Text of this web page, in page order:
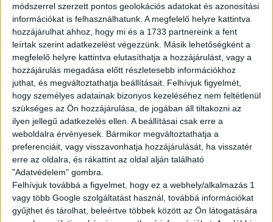
módszerrel szerzett pontos geolokációs adatokat és azonosítási
információkat is felhasználhatunk. A megfelelő helyre kattintva
hozzájárulhat ahhoz, hogy mi és a 1733 partnereink a fent
leírtak szerint adatkezelést végezzünk. Másik lehetőségként a
megfelelő helyre kattintva elutasíthatja a hozzájárulást, vagy a
hozzájárulás megadása előtt részletesebb információkhoz
juthat, és megváltoztathatja beállításait. Felhívjuk figyelmét,
hogy személyes adatainak bizonyos kezeléséhez nem feltétlenül
szükséges az Ön hozzájárulása, de jogában áll tiltakozni az
ilyen jellegű adatkezelés ellen. A beállításai csak erre a
weboldalra érvényesek. Bármikor megváltoztathatja a
preferenciáit, vagy visszavonhatja hozzájárulását, ha visszatér
erre az oldalra, és rákattint az oldal alján található
"Adatvédelem" gombra.
Felhívjuk továbbá a figyelmet, hogy ez a webhely/alkalmazás 1
vagy több Google szolgáltatást használ, továbbá információkat
gyűjthet és tárolhat, beleértve többek között az Ön látogatására
JELENTKEZÉS
KÉRDÉSED VAN?
KERESD
KOLLÉGÁNKAT!
HASKÓ SZABINA
hasko.szabina@multijob.hu
06-20-468-8523